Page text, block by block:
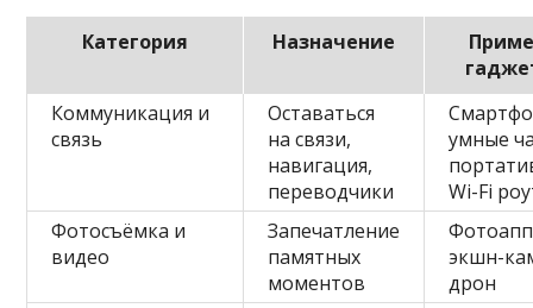
Категория Назначение
Коммуникация и
связь
Оставаться
на связи,
навигация,
переводчики
умные
Wi-Fi
Фотосъёмка и
видео
Запечатление
памятных
моментов
экшн-
дрон